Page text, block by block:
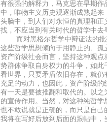
有很强的解释力，马克思在早期
中，唯物主义历史观逐渐成熟起
头脑中，到人们对永恒的真理和
找，不应当到有关时代的哲学中
而对黑格尔哲学中辩证法的批
这些哲学思想倾向于用静止的、
资产阶级社会而言，坚持这种观
势群体争取自身权力的斗争，如
看世界，只要矛盾依旧存在，就
充足的动力，也因此，资产阶级
有一天是要被推翻和取代的。以
的宣传作用。当然，对这种纯哲
也不敢说就是正确的，而只是自
我将在写好后放到后面的跟帖中